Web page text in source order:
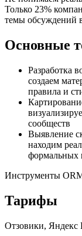
Только 23%
темы обсуждений
Основные
Разработка
создаем
правила и
сообществ
Выявление
находим
формальных
Инструменты
Тарифы
Отзовики, Яндекс